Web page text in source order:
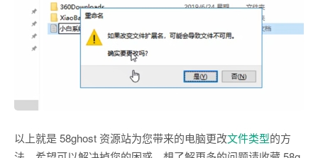
以上就是 58ghost 资源站为您带来的电脑更改文件类型的方